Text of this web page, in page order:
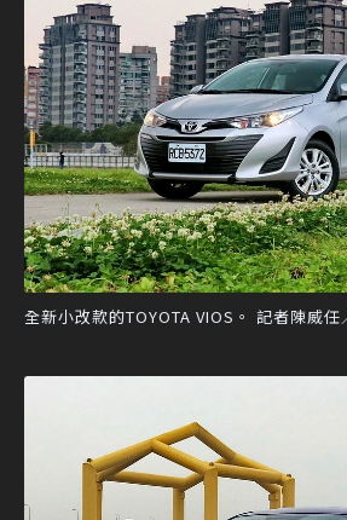
全新小改款的TOYOTA VIOS。 記者陳威任